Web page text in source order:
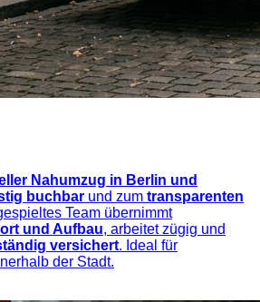
Nahumzug in Berlin und
buchbar und zum transparenten
Team übernimmt
und Aufbau, arbeitet zügig und
versichert. Ideal für
der Stadt.